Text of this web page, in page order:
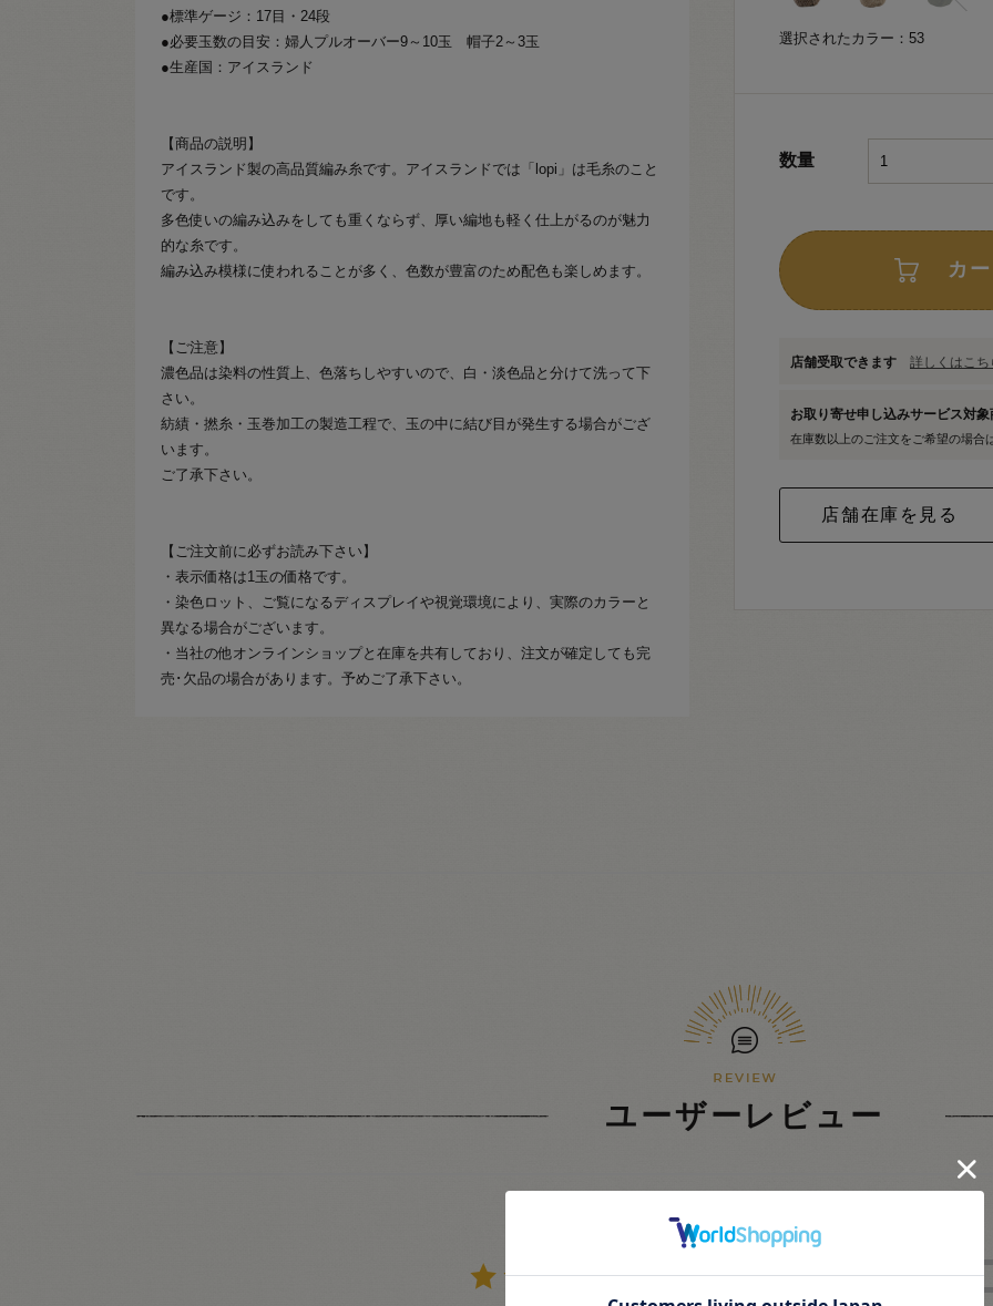
●標準ゲージ：17目・24段
●必要玉数の目安：婦人プルオーバー9～10玉 帽子2～3玉
●生産国：アイスランド
【商品の説明】
アイスランド製の高品質編み糸です。アイスランドでは「lopi」は毛糸のこと
です。
多色使いの編み込みをしても重くならず、厚い編地も軽く仕上がるのが魅力
的な糸です。
編み込み模様に使われることが多く、色数が豊富のため配色も楽しめます。
【ご注意】
濃色品は染料の性質上、色落ちしやすいので、白・淡色品と分けて洗って下
さい。
紡績・撚糸・玉巻加工の製造工程で、玉の中に結び目が発生する場合がござ
います。
ご了承下さい。
【ご注文前に必ずお読み下さい】
・表示価格は1玉の価格です。
・染色ロット、ご覧になるディスプレイや視覚環境により、実際のカラーと
異なる場合がございます。
・当社の他オンラインショップと在庫を共有しており、注文が確定しても完
売･欠品の場合があります。予めご了承下さい。
選択されたカラー：53
数量
カ
店舗受取できます 詳しくはこち
お取り寄せ申し込みサービス対
在庫数以上のご注文をご希望の場合
ユーザーレビュー
4.8